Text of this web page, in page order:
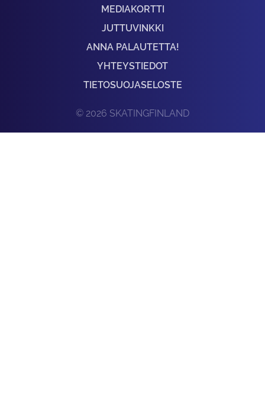
MEDIAKORTTI
JUTTUVINKKI
ANNA PALAUTETTA!
YHTEYSTIEDOT
TIETOSUOJASELOSTE
© 2026 SKATINGFINLAND